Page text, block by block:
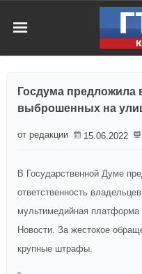
Госдума предложила
выброшенных на
от редакции 15.06.2022
В Государственной Думе
ответственность
мультимедийная
Новости. За жестокое
крупные штрафы.